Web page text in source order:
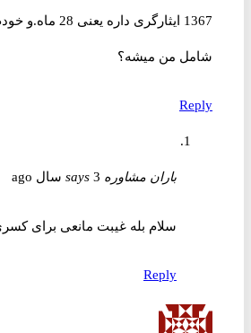
1367 ایثارگری داره
شامل من میشه؟
Reply
باران مشاوره says 3 سال ago
سلام بله غیبت مانعی برای کسری
Reply